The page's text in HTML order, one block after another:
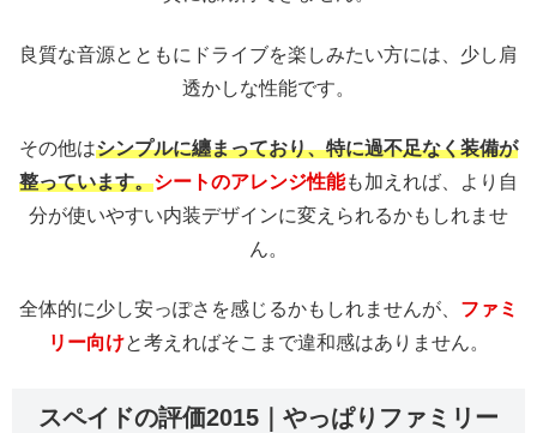
良質な音源とともにドライブを楽しみたい方には、少し肩
透かしな性能です。
その他はシンプルに纏まっており、特に過不足なく装備が
整っています。シートのアレンジ性能も加えれば、より自
分が使いやすい内装デザインに変えられるかもしれませ
ん。
全体的に少し安っぽさを感じるかもしれませんが、 ファミ
リー向けと考えればそこまで違和感はありません。
スペイドの評価2015｜やっぱりファミリー